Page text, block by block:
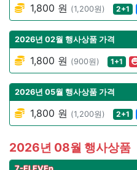
1,800 원 (1,200원) 2+1
2026년 02월 행사상품 가격
1,800 원 (900원) 1+1
2026년 05월 행사상품 가격
1,800 원 (1,200원) 2+1
2026년 08월 행사상품